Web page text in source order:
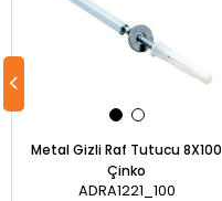
Metal Gizli Raf Tutucu 8X100
Çinko
ADRA1221_100